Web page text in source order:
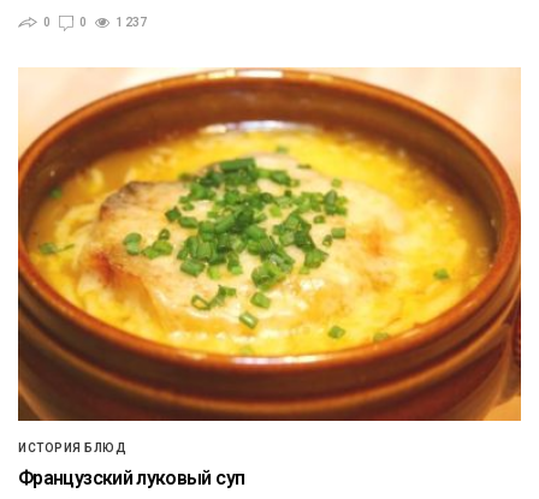
0 0 1 237
ИСТОРИЯ БЛЮД
Французский луковый суп